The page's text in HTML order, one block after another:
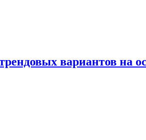
вариантов на